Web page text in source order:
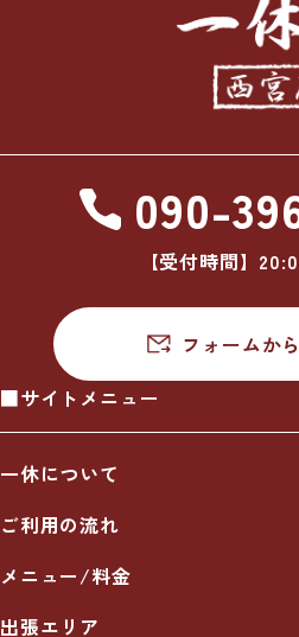
090-
【受付時間】
フォームか
■サイトメニュー
一休について
ご利用の流れ
メニュー/料金
出張エリア